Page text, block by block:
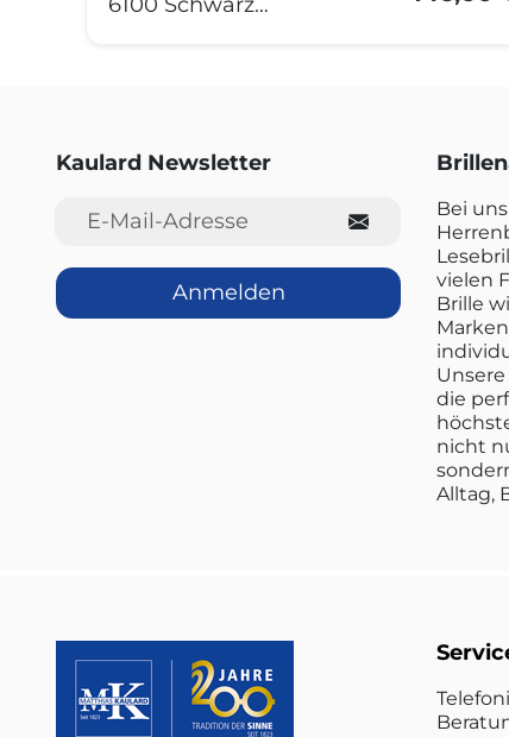
Kaulard Newsletter
E-Mail-Adresse
Anmelden
Bei
vielen
Brille
die
nicht
Alltag,